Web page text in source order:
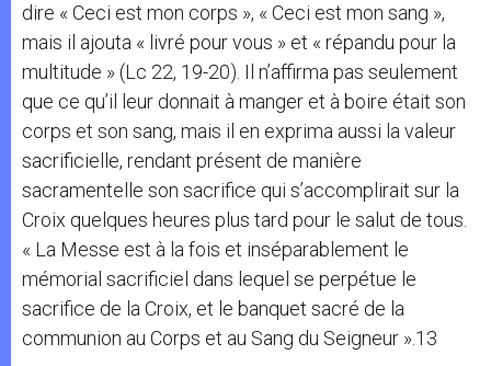
dire « Ceci est mon corps », « Ceci est mon sang »,
mais il ajouta « livré pour vous » et « répandu pour la
multitude » (Lc 22, 19-20). Il n’affirma pas seulement
que ce qu’il leur donnait à manger et à boire était son
corps et son sang, mais il en exprima aussi la valeur
sacrificielle, rendant présent de manière
sacramentelle son sacrifice qui s’accomplirait sur la
Croix quelques heures plus tard pour le salut de tous.
« La Messe est à la fois et inséparablement le
mémorial sacrificiel dans lequel se perpétue le
sacrifice de la Croix, et le banquet sacré de la
communion au Corps et au Sang du Seigneur ».13